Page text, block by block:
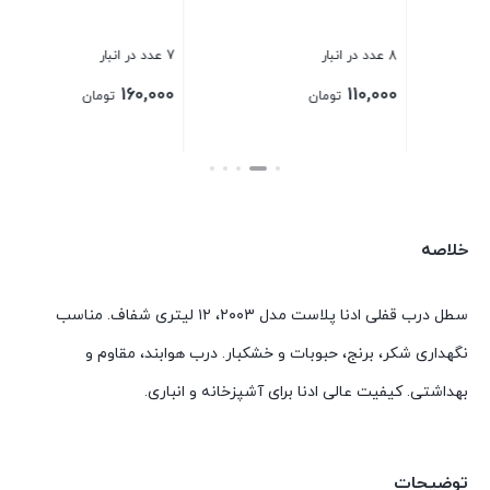
تومان تومان
بستن
خلاصه
سطل درب قفلی ادنا پلاست مدل ۲۰۰۳، ۱۲ لیتری شفاف. مناسب
نگهداری شکر، برنج، حبوبات و خشکبار. درب هوابند، مقاوم و
بهداشتی. کیفیت عالی ادنا برای آشپزخانه و انباری.
توضیحات